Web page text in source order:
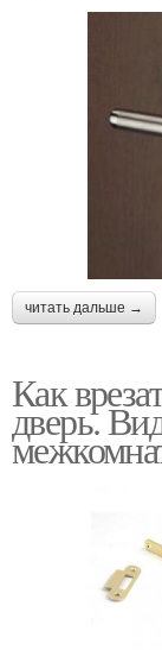
читать дальше →
Как
дверь.